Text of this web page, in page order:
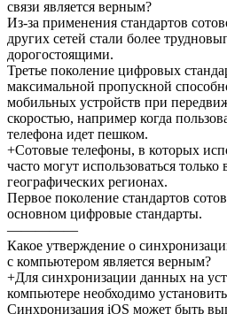
связи является верным?
Из-за применения стандартов
других сетей стали более
дорогостоящими.
Третье поколение цифровых
максимальной пропускной
мобильных устройств при
скоростью, например когда
телефона идет пешком.
+Сотовые телефоны, в которых
часто могут использоваться
географических регионах.
Первое поколение стандартов
основном цифровые стандарты.
—————
Какое утверждение о
с компьютером является верным?
+Для синхронизации данных на
компьютере необходимо
Синхронизация iOS может быть